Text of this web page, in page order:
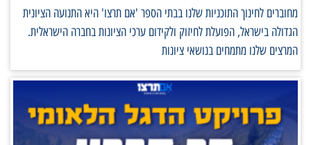
מחוברים לחינוך התוכניות שלנו בבתי הספר 'אם תרצו' היא התנועה הציונית
הגדולה בישראל, הפועלת לחיזוק ולקידום ערכי הציונות בחברה הישראלית.
המרצים שלנו מתמחים בנושאי ציונות